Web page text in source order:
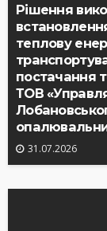
Рішення
теплову
постачання
ТОВ
31.07.2026